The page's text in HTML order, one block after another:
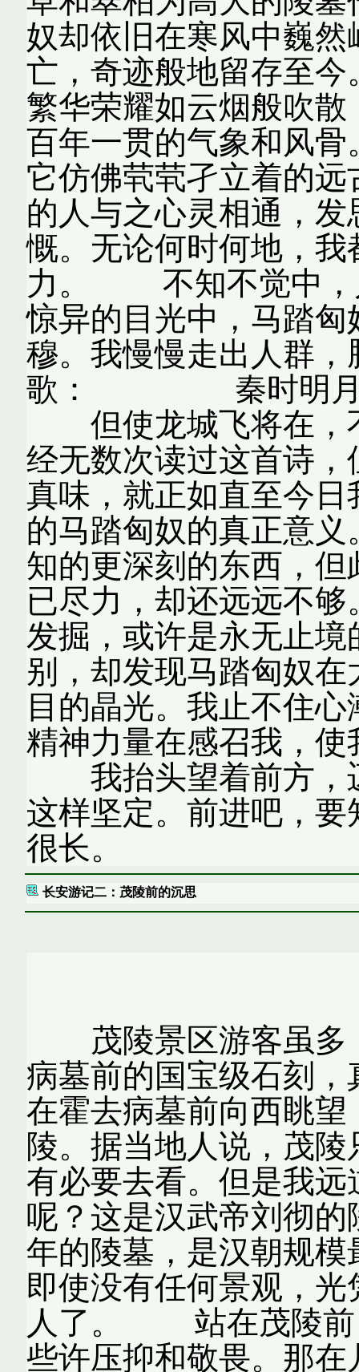
奴却依旧在寒风中巍
亡，奇迹般地留存至
繁华荣耀如云烟般吹
百年一贯的气象和风
它仿佛茕茕孑立着的
的人与之心灵相通，
慨。无论何时何地，
力。 不知不觉中，
惊异的目光中，马踏
穆。我慢慢走出人群
歌： 秦时明月汉
但使龙城飞将在
经无数次读过这首诗
真味，就正如直至今
的马踏匈奴的真正意
知的更深刻的东西，
已尽力，却还远远不
发掘，或许是永无止
别，却发现马踏匈奴
目的晶光。我止不住
精神力量在感召我，
我抬头望着前方，
这样坚定。前进吧，
很长。
长安游记二：茂陵前的沉思
茂陵景区游客虽多
病墓前的国宝级石刻
在霍去病墓前向西眺
陵。据当地人说，茂
有必要去看。但是我
呢？这是汉武帝刘彻
年的陵墓，是汉朝规
即使没有任何景观，光
人了。 站在茂陵前
些许压抑和敬畏。那